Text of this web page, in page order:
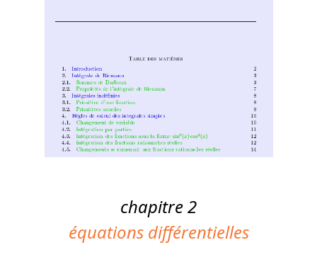
chapitre 2
équations différentielles